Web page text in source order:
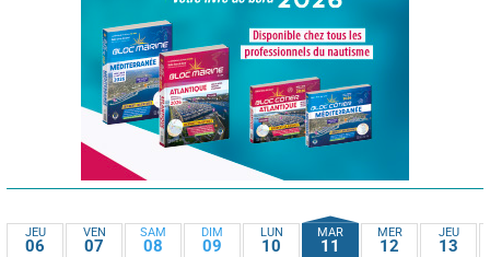
JEU
06
VEN
07
SAM
08
DIM
09
LUN
10
MAR
11
MER
12
JEU
13